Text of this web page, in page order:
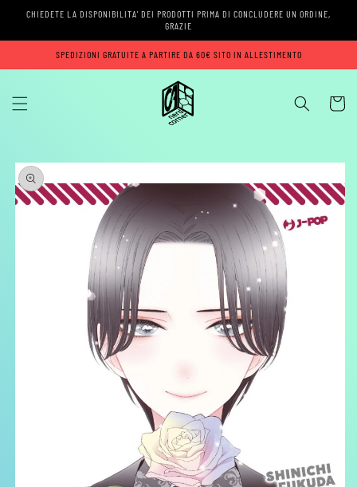
direttamente
CHIEDETE LA DISPONIBILITA' DEI PRODOTTI PRIMA DI CONCLUDERE UN ORDINE,
GRAZIE
SPEDIZIONI GRATUITE A PARTIRE DA 60€ SITO IN ALLESTIMENTO
Carrello
Passa alle
informazioni
sul prodotto